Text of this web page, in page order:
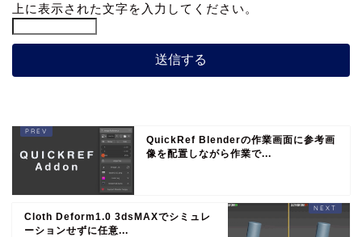
上に表示された文字を入力してください。
QuickRef Blenderの作業画面に参考画
像を配置しながら作業で...
Cloth Deform1.0 3dsMAXでシミュレ
ーションせずに任意...